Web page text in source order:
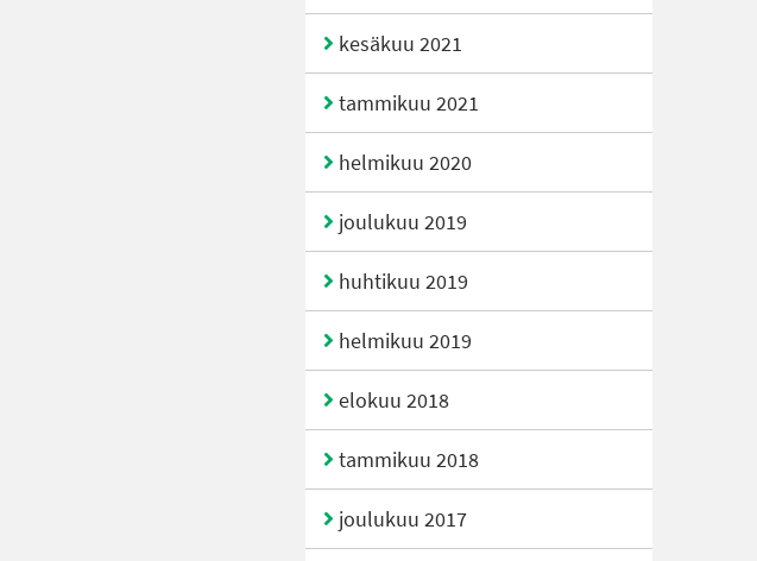
kesäkuu 2021
tammikuu 2021
helmikuu 2020
joulukuu 2019
huhtikuu 2019
helmikuu 2019
elokuu 2018
tammikuu 2018
joulukuu 2017